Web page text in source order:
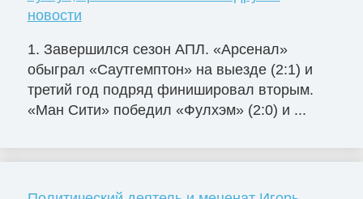
новости
1. Завершился сезон АПЛ. «Арсенал»
обыграл «Саутгемптон» на выезде (2:1) и
третий год подряд финишировал вторым.
«Ман Сити» победил «Фулхэм» (2:0) и ...